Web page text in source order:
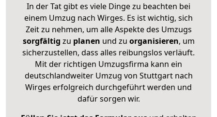
In der Tat gibt es viele Dinge zu beachten bei
einem Umzug nach Wirges. Es ist wichtig, sich
Zeit zu nehmen, um alle Aspekte des Umzugs
sorgfältig zu planen und zu organisieren, um
sicherzustellen, dass alles reibungslos verläuft.
Mit der richtigen Umzugsfirma kann ein
deutschlandweiter Umzug von Stuttgart nach
Wirges erfolgreich durchgeführt werden und
dafür sorgen wir.